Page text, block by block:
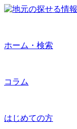
ホーム・検索
コラム
はじめての方